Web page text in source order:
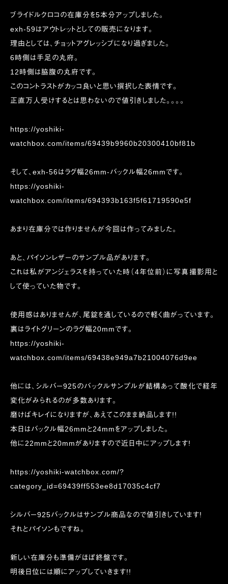
ブライドルクロコの在庫分を5本分アップしました。
exh-59はアウトレットとしての販売になります。
理由としては、チョットアグレッシブになり過ぎました。
6時側は手足の丸府。
12時側は脇腹の丸府です。
このコントラストがカッコ良いと思い撰択した表情です。
正直万人受けするとは思わないので値引きしました。。。。
https://yoshiki-
watchbox.com/items/69439b9960b20300410bf81b
そして、exh-56はラグ幅26mm-バックル幅26mmです。
https://yoshiki-
watchbox.com/items/694393b163f5f61719590e5f
あまり在庫分では作りませんが今回は作ってみました。
あと、パイソンレザーのサンプル品があります。
これは私がアンジェラスを持っていた時（4年位前）に写真撮影用と
して使っていた物です。
使用感はありませんが、尾錠を通しているので軽く曲がっています。
裏はライトグリーンのラグ幅20mmです。
https://yoshiki-
watchbox.com/items/69438e949a7b21004076d9ee
他には、シルバー925のバックルサンプルが結構あって酸化で経年
変化がみられるのが多数あります。
磨けばキレイになりますが、あえてこのまま納品します!!
本日はバックル幅26mmと24mmをアップしました。
他に22mmと20mmがありますので近日中にアップします!
https://yoshiki-watchbox.com/?
category_id=69439ff553ee8d17035c4cf7
シルバー925バックルはサンプル商品なので値引きしています!
それとパイソンもですね。
新しい在庫分も準備がほぼ終盤です。
明後日位には順にアップしていきます!!